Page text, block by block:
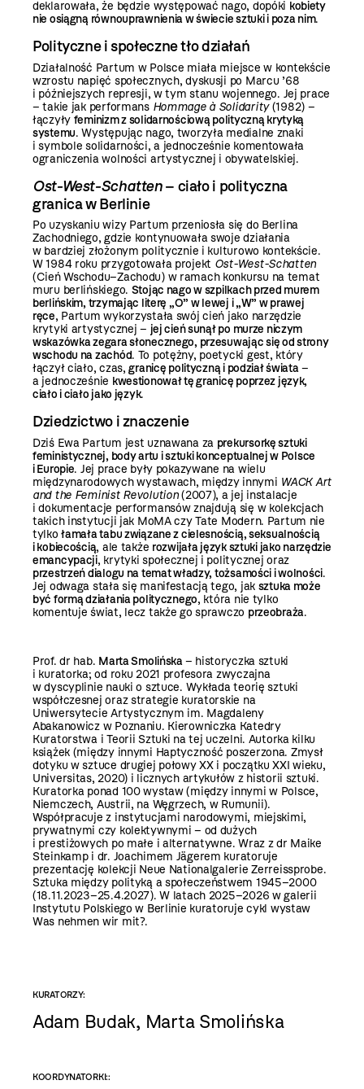
deklarowała, że będzie występować nago, dopóki kobiety
nie osiągną równouprawnienia w świecie sztuki i poza nim.
Polityczne i społeczne tło działań
Działalność Partum w Polsce miała miejsce w kontekście
wzrostu napięć społecznych, dyskusji po Marcu ’68
i późniejszych represji, w tym stanu wojennego. Jej prace
– takie jak performans Hommage à Solidarity(1982) –
łączyły feminizm z solidarnościową polityczną krytyką
systemu. Występując nago, tworzyła medialne znaki
i symbole solidarności, a jednocześnie komentowała
ograniczenia wolności artystycznej i obywatelskiej.
Ost-West-Schatten– ciało i polityczna
granica w Berlinie
Po uzyskaniu wizy Partum przeniosła się do Berlina
Zachodniego, gdzie kontynuowała swoje działania
w bardziej złożonym politycznie i kulturowo kontekście.
W 1984 roku przygotowała projekt Ost-West-Schatten
(Cień Wschodu–Zachodu) w ramach konkursu na temat
muru berlińskiego. Stojąc nago w szpilkach przed murem
berlińskim, trzymając literę „O” w lewej i „W” w prawej
ręce, Partum wykorzystała swój cień jako narzędzie
krytyki artystycznej – jej cień sunął po murze niczym
wskazówka zegara słonecznego, przesuwając się od strony
wschodu na zachód. To potężny, poetycki gest, który
łączył ciało, czas,granicę polityczną i podział świata–
a jednocześnie kwestionował tę granicę poprzez język,
ciało i ciało jako język.
Dziedzictwo i znaczenie
Dziś Ewa Partum jest uznawana za prekursorkę sztuki
feministycznej, body artu i sztuki konceptualnej w Polsce
i Europie. Jej prace były pokazywane na wielu
międzynarodowych wystawach, między innymi WACK Art
and the Feminist Revolution(2007), a jej instalacje
i dokumentacje performansów znajdują się w kolekcjach
takich instytucji jak MoMA czy Tate Modern. Partum nie
tylkołamała tabu związane z cielesnością, seksualnością
i kobiecością, ale także rozwijała język sztuki jako narzędzie
emancypacji, krytyki społecznej i politycznej oraz
przestrzeń dialogu na temat władzy, tożsamości i wolności.
Jej odwaga stała się manifestacją tego, jak sztuka może
być formą działania politycznego, która nie tylko
komentuje świat, lecz także go sprawczo przeobraża.
Prof. dr hab. Marta Smolińska– historyczka sztuki
i kuratorka; od roku 2021 profesora zwyczajna
w dyscyplinie nauki o sztuce. Wykłada teorię sztuki
współczesnej oraz strategie kuratorskie na
Uniwersytecie Artystycznym im. Magdaleny
Abakanowicz w Poznaniu. Kierowniczka Katedry
Kuratorstwa i Teorii Sztuki na tej uczelni. Autorka kilku
książek (między innymi Haptyczność poszerzona. Zmysł
dotyku w sztuce drugiej połowy XX i początku XXI wieku,
Universitas, 2020) i licznych artykułów z historii sztuki.
Kuratorka ponad 100 wystaw (między innymi w Polsce,
Niemczech, Austrii, na Węgrzech, w Rumunii).
Współpracuje z instytucjami narodowymi, miejskimi,
prywatnymi czy kolektywnymi – od dużych
i prestiżowych po małe i alternatywne. Wraz z dr Maike
Steinkamp i dr. Joachimem Jägerem kuratoruje
prezentację kolekcji Neue Nationalgalerie Zerreissprobe.
Sztuka między polityką a społeczeństwem 1945–2000
(18.11.2023–25.4.2027). W latach 2025–2026 w galerii
Instytutu Polskiego w Berlinie kuratoruje cykl wystaw
Was nehmen wir mit?.
KURATORZY:
Adam Budak, Marta Smolińska
KOORDYNATORKI::